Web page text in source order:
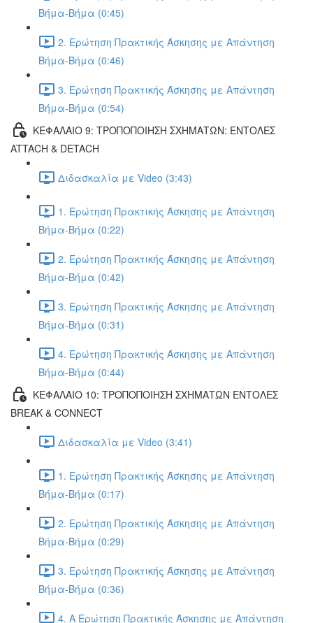
Βήμα-Βήμα (0:45)
2. Ερώτηση Πρακτικής Άσκησης με Απάντηση
Βήμα-Βήμα (0:46)
3. Ερώτηση Πρακτικής Άσκησης με Απάντηση
Βήμα-Βήμα (0:54)
ΚΕΦΑΛΑΙΟ 9: ΤΡΟΠΟΠΟΙΗΣΗ ΣΧΗΜΑΤΩΝ: ΕΝΤΟΛΕΣ
ATTACH & DETACH
Διδασκαλία με Video (3:43)
1. Ερώτηση Πρακτικής Άσκησης με Απάντηση
Βήμα-Βήμα (0:22)
2. Ερώτηση Πρακτικής Άσκησης με Απάντηση
Βήμα-Βήμα (0:42)
3. Ερώτηση Πρακτικής Άσκησης με Απάντηση
Βήμα-Βήμα (0:31)
4. Ερώτηση Πρακτικής Άσκησης με Απάντηση
Βήμα-Βήμα (0:44)
ΚΕΦΑΛΑΙΟ 10: ΤΡΟΠΟΠΟΙΗΣΗ ΣΧΗΜΑΤΩΝ ΕΝΤΟΛΕΣ
BREAK & CONNECT
Διδασκαλία με Video (3:41)
1. Ερώτηση Πρακτικής Άσκησης με Απάντηση
Βήμα-Βήμα (0:17)
2. Ερώτηση Πρακτικής Άσκησης με Απάντηση
Βήμα-Βήμα (0:29)
3. Ερώτηση Πρακτικής Άσκησης με Απάντηση
Βήμα-Βήμα (0:36)
4. Α Ερώτηση Πρακτικής Άσκησης με Απάντηση